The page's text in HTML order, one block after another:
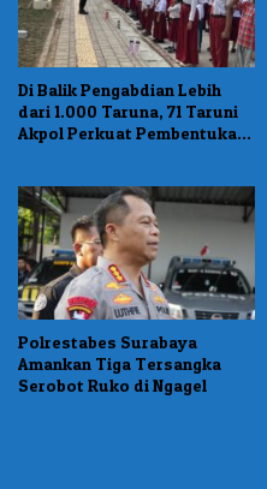
Di Balik Pengabdian Lebih
dari 1.000 Taruna, 71 Taruni
Akpol Perkuat Pembentukan
Polrestabes Surabaya
Amankan Tiga Tersangka
Serobot Ruko di Ngagel